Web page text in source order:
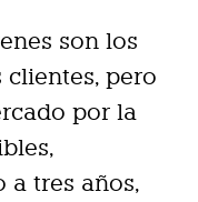
son los
pero
por la
a tres años,